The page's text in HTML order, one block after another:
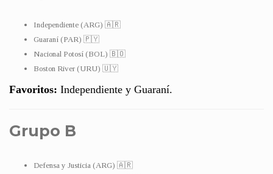
Independiente (ARG) 🇦🇷
Guaraní (PAR) 🇵🇾
Nacional Potosí (BOL) 🇧🇴
Boston River (URU) 🇺🇾
Favoritos: Independiente y Guaraní.
Grupo B
Defensa y Justicia (ARG) 🇦🇷